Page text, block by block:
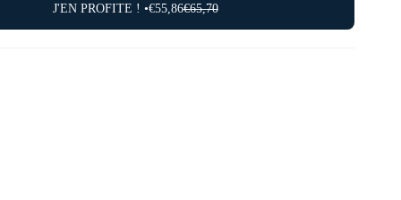
J'EN PROFITE ! •€55,86€65,70